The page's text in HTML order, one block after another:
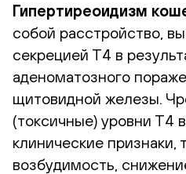
Гипертиреоидизм
собой расстройство,
секрецией Т4 в
аденоматозного
щитовидной железы.
(токсичные) уровни Т4
клинические признаки,
возбудимость,